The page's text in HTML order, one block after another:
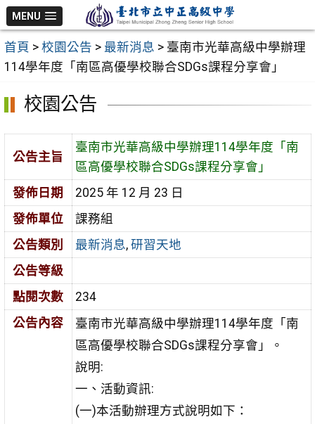
跳
至
主
要
MENU
首頁 > 校園公告 > 最新消息 > 臺南市光華高級中學辦理
114學年度「南區高優學校聯合SDGs課程分享會」
校園公告
公告主旨
臺南市光華高級中學辦理114學年度「南
區高優學校聯合SDGs課程分享會」
發佈日期
2025 年 12 月 23 日
發佈單位
課務組
公告類別
最新消息, 研習天地
公告等級
點閱次數
234
公告內容
臺南市光華高級中學辦理114學年度「南
區高優學校聯合SDGs課程分享會」。
說明:
一、活動資訊:
(一)本活動辦理方式說明如下：